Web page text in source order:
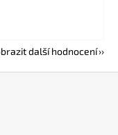
další hodnocení